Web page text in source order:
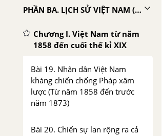
PHẦN BA. LỊCH SỬ VIỆT NAM (1858 - 1918)
Chương I. Việt Nam từ năm
1858 đến cuối thế kỉ XIX
Bài 19. Nhân dân Việt Nam
kháng chiến chống Pháp xâm
lược (Từ năm 1858 đến trước
năm 1873)
Bài 20. Chiến sự lan rộng ra cả